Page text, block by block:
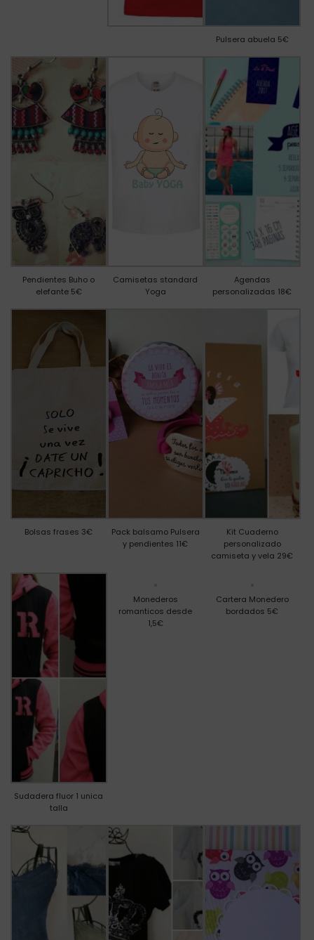
Pulsera abuela 5€
Pendientes Buho o
elefante 5€
Camisetas standard
Yoga
Agendas
personalizadas 18€
Bolsas frases 3€
Pack balsamo Pulsera
y pendientes 11€
Kit Cuaderno
personalizado
camiseta y vela 29€
Sudadera fluor 1 unica
talla
Monederos
romanticos desde
1,5€
Cartera Monedero
bordados 5€